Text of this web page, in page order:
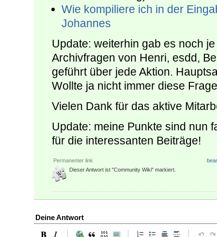
Wie kompiliere ich in der
Johannes
Update: weiterhin gab es noch
Archivfragen von Henri, esdd,
geführt über jede Aktion.
Wollte ja nicht immer diese
Vielen Dank für das aktive
Update: meine Punkte sind nun
für die interessanten Beiträge!
Permanenter link
Dieser Antwort ist "Community Wiki" markiert.
Deine Antwort